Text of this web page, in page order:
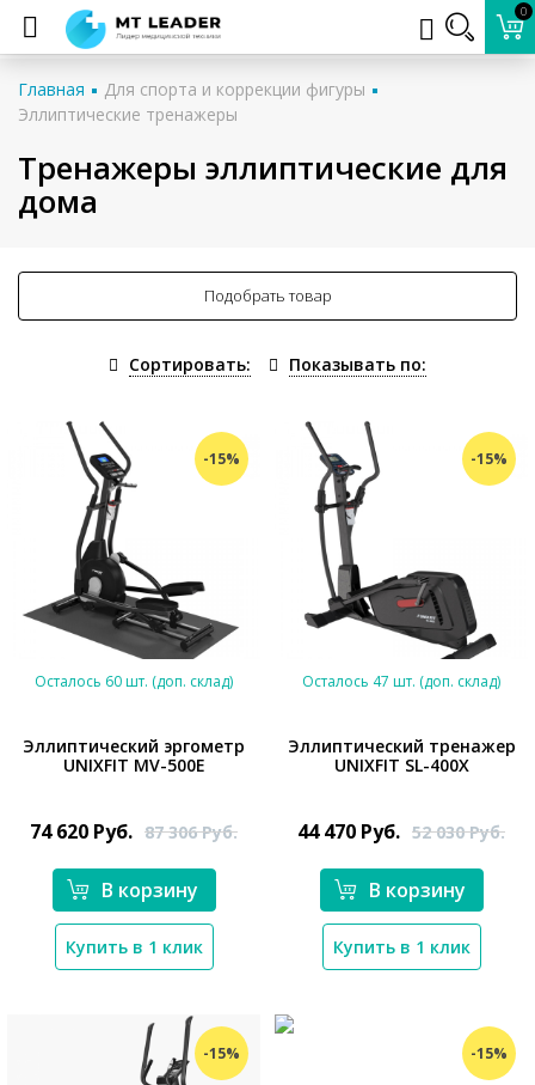
0
Главная
Для спорта и коррекции фигуры
Эллиптические тренажеры
Тренажеры эллиптические для
дома
Подобрать товар
Сортировать: Показывать по:
-15%
Осталось 60 шт. (доп. склад)
Эллиптический эргометр
UNIXFIT MV-500E
74 620 Руб. 87 306Руб.
В корзину
Купить в 1 клик
-15%
Осталось 47 шт. (доп. склад)
Эллиптический тренажер
UNIXFIT SL-400X
44 470 Руб. 52 030Руб.
В корзину
Купить в 1 клик
-15% -15%